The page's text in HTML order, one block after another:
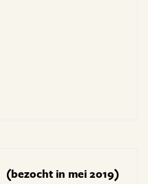
(bezocht in mei 2019)